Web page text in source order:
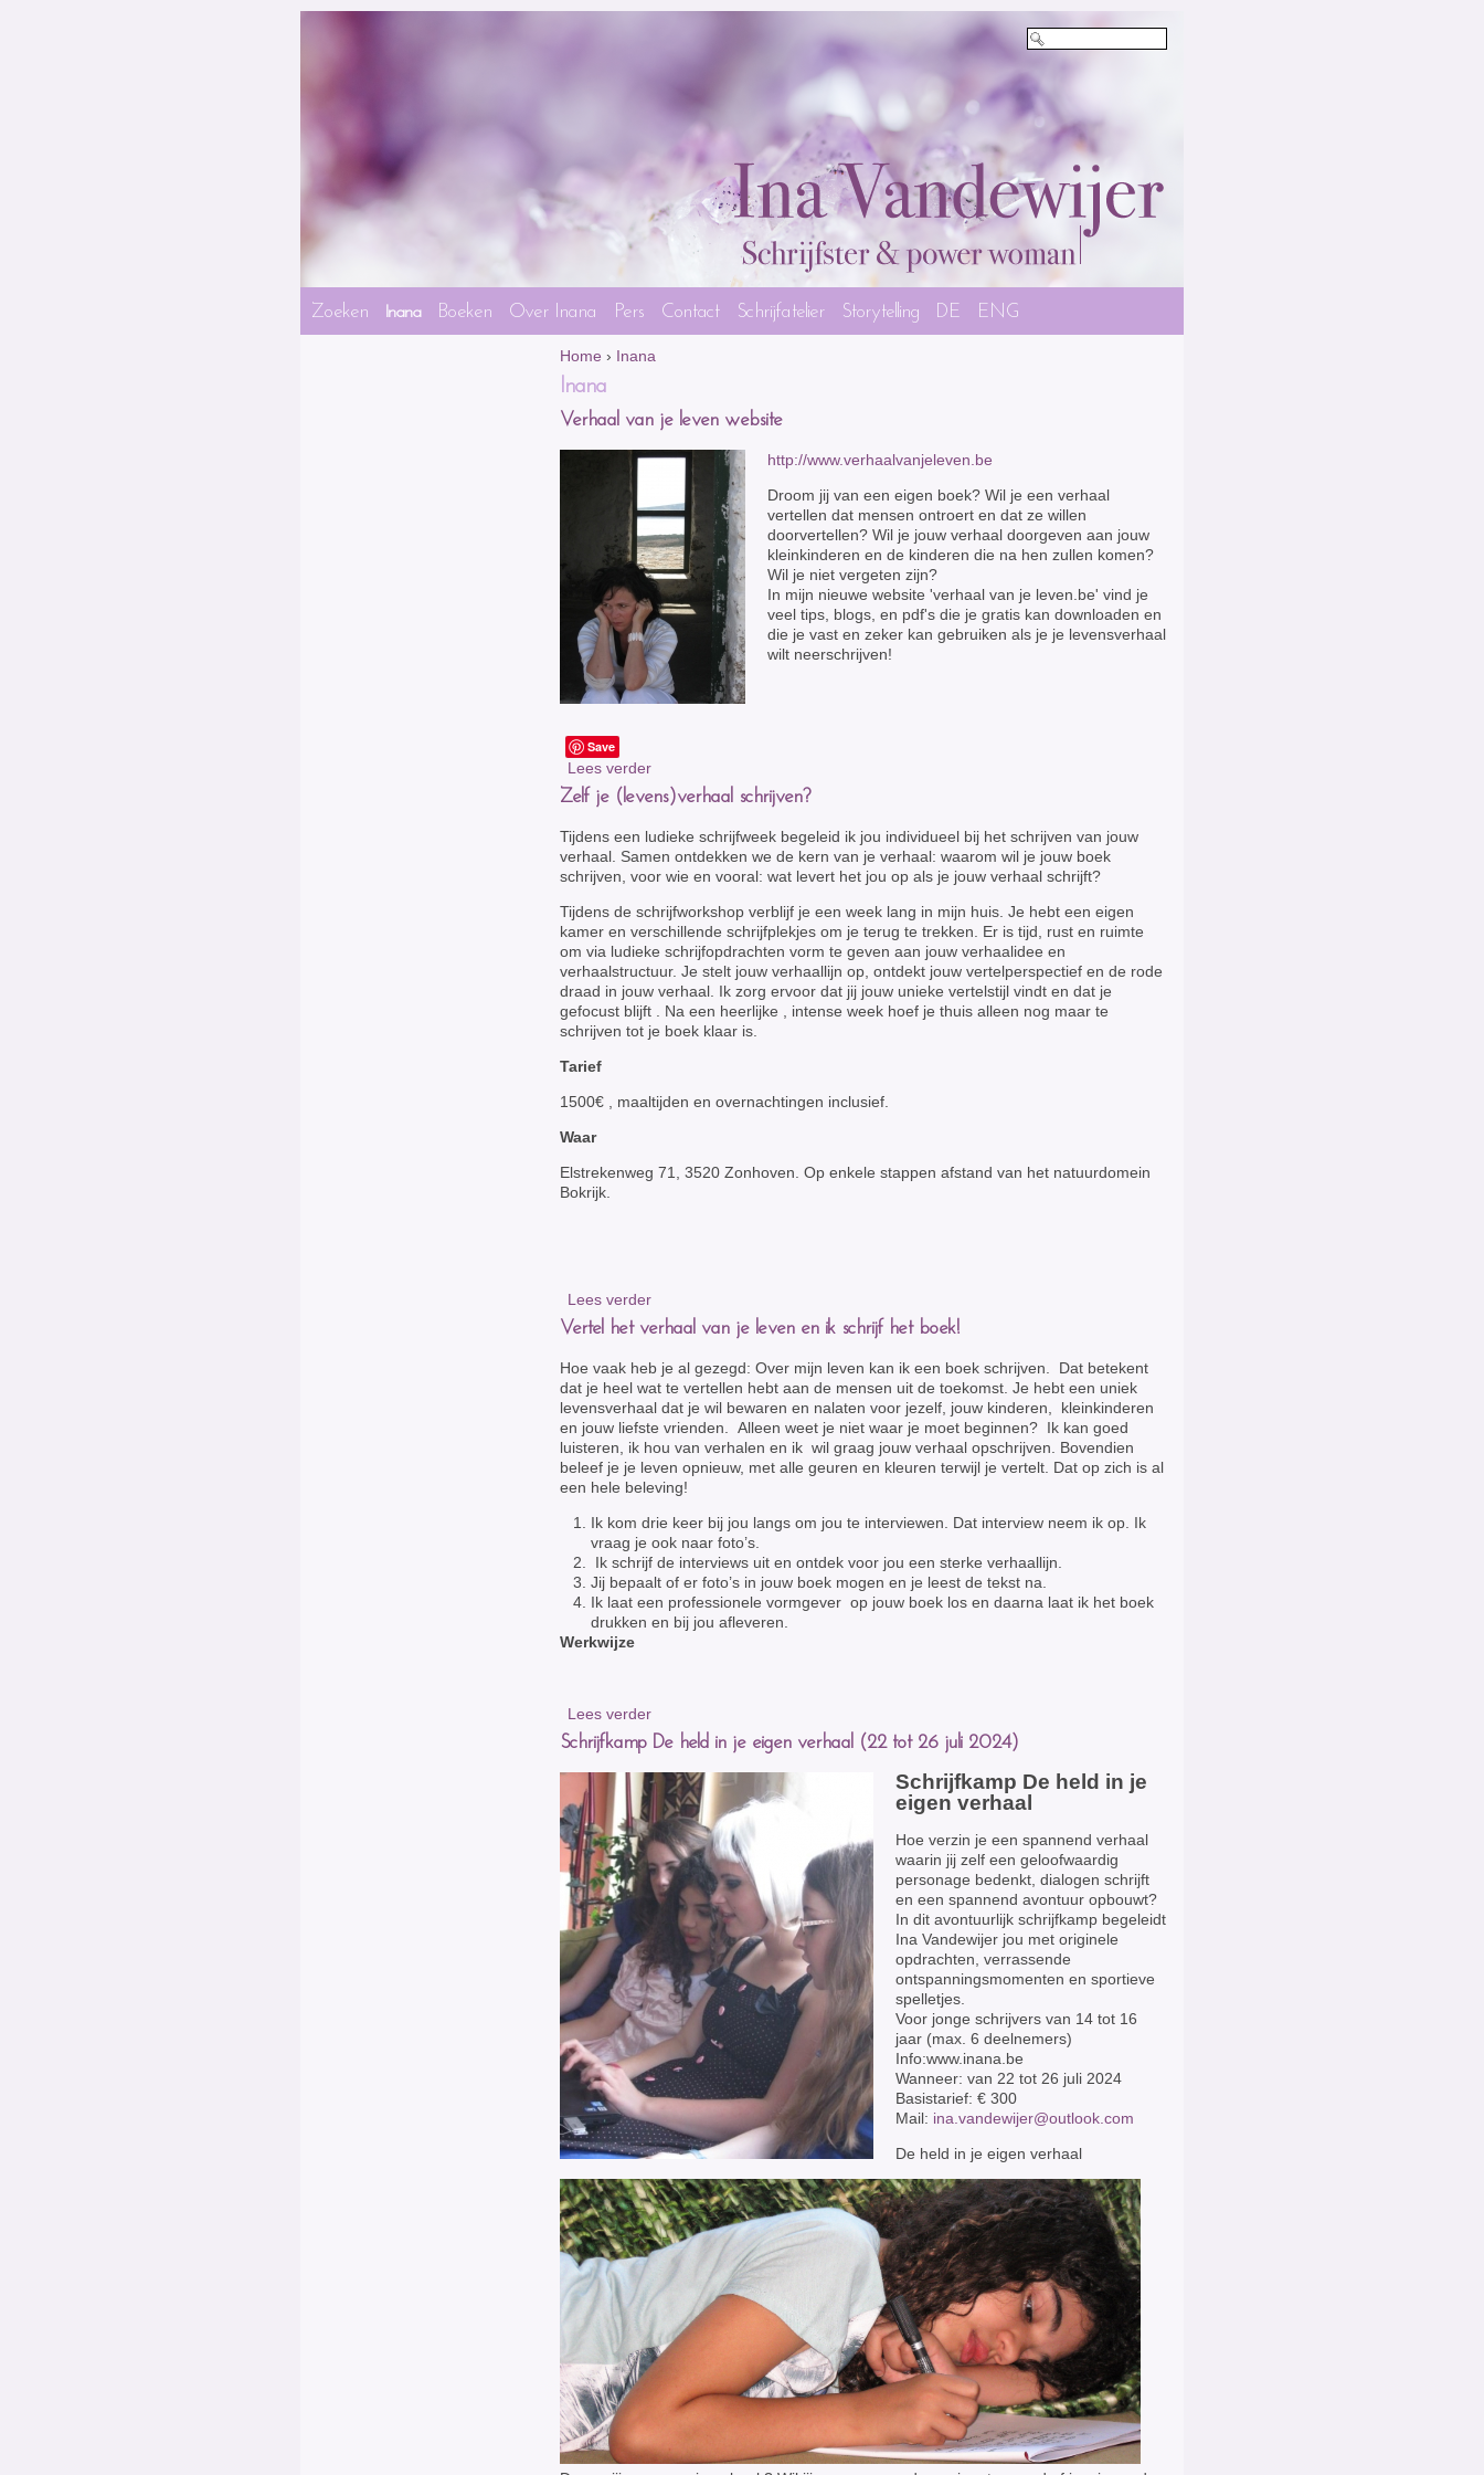
Home › Inana
Inana
Verhaal van je leven website
http://www.verhaalvanjeleven.be
Droom jij van een eigen boek? Wil je een verhaal
vertellen dat mensen ontroert en dat ze willen
doorvertellen? Wil je jouw verhaal doorgeven aan jouw
kleinkinderen en de kinderen die na hen zullen komen?
Wil je niet vergeten zijn?
In mijn nieuwe website 'verhaal van je leven.be' vind je
veel tips, blogs, en pdf's die je gratis kan downloaden en
die je vast en zeker kan gebruiken als je je levensverhaal
wilt neerschrijven!
Save
Lees verder
Zelf je (levens)verhaal schrijven?
Tijdens een ludieke schrijfweek begeleid ik jou individueel bij het schrijven van jouw
verhaal. Samen ontdekken we de kern van je verhaal: waarom wil je jouw boek
schrijven, voor wie en vooral: wat levert het jou op als je jouw verhaal schrijft?
Tijdens de schrijfworkshop verblijf je een week lang in mijn huis. Je hebt een eigen
kamer en verschillende schrijfplekjes om je terug te trekken. Er is tijd, rust en ruimte
om via ludieke schrijfopdrachten vorm te geven aan jouw verhaalidee en
verhaalstructuur. Je stelt jouw verhaallijn op, ontdekt jouw vertelperspectief en de rode
draad in jouw verhaal. Ik zorg ervoor dat jij jouw unieke vertelstijl vindt en dat je
gefocust blijft . Na een heerlijke , intense week hoef je thuis alleen nog maar te
schrijven tot je boek klaar is.
Tarief
1500€ , maaltijden en overnachtingen inclusief.
Waar
Elstrekenweg 71, 3520 Zonhoven. Op enkele stappen afstand van het natuurdomein
Bokrijk.
Lees verder
Vertel het verhaal van je leven en ik schrijf het boek!
Hoe vaak heb je al gezegd: Over mijn leven kan ik een boek schrijven. Dat betekent
dat je heel wat te vertellen hebt aan de mensen uit de toekomst. Je hebt een uniek
levensverhaal dat je wil bewaren en nalaten voor jezelf, jouw kinderen, kleinkinderen
en jouw liefste vrienden. Alleen weet je niet waar je moet beginnen? Ik kan goed
luisteren, ik hou van verhalen en ik wil graag jouw verhaal opschrijven. Bovendien
beleef je je leven opnieuw, met alle geuren en kleuren terwijl je vertelt. Dat op zich is al
een hele beleving!
Ik kom drie keer bij jou langs om jou te interviewen. Dat interview neem ik op. Ik
vraag je ook naar foto’s.
Ik schrijf de interviews uit en ontdek voor jou een sterke verhaallijn.
Jij bepaalt of er foto’s in jouw boek mogen en je leest de tekst na.
Ik laat een professionele vormgever op jouw boek los en daarna laat ik het boek
drukken en bij jou afleveren.
Werkwijze
Lees verder
Schrijfkamp De held in je eigen verhaal (22 tot 26 juli 2024)
Schrijfkamp De held in je
eigen verhaal
Hoe verzin je een spannend verhaal
waarin jij zelf een geloofwaardig
personage bedenkt, dialogen schrijft
en een spannend avontuur opbouwt?
In dit avontuurlijk schrijfkamp begeleidt
Ina Vandewijer jou met originele
opdrachten, verrassende
ontspanningsmomenten en sportieve
spelletjes.
Voor jonge schrijvers van 14 tot 16
jaar (max. 6 deelnemers)
Info:www.inana.be
Wanneer: van 22 tot 26 juli 2024
Basistarief: € 300
Mail: ina.vandewijer@outlook.com
De held in je eigen verhaal
Zoeken Inana Boeken Over Inana Pers Contact Schrijfatelier Storytelling DE ENG